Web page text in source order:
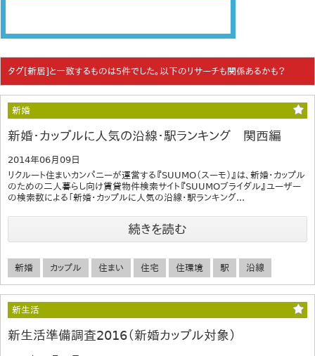
タグ[新居]と一致するものは5件でした。以下のリサーチも関係あるかも？
新婚
新婚・カップルに人気の沿線・駅ランキング 関西編
2014年06月09日
リクルート住まいカンパニーが運営する『SUUMO（スーモ）』は、新婚・カップル
のための二人暮らし向け賃貸物件検索サイト『SUUMOブライダル』ユーザー
の検索数による「新婚・カップルに人気の沿線・駅ランキング...
続きを読む
新婚 カップル 住まい 住宅 住環境 駅 沿線
新生活
新生活準備調査2016（新婚カップル対象）